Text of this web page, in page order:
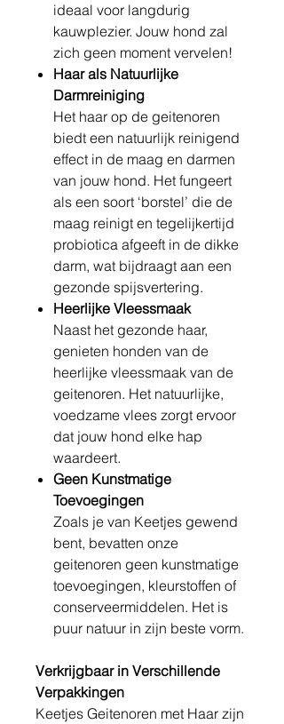
ideaal voor langdurig
kauwplezier. Jouw hond zal
zich geen moment vervelen!
Haar als Natuurlijke
Darmreiniging
Het haar op de geitenoren
biedt een natuurlijk reinigend
effect in de maag en darmen
van jouw hond. Het fungeert
als een soort ‘borstel’ die de
maag reinigt en tegelijkertijd
probiotica afgeeft in de dikke
darm, wat bijdraagt aan een
gezonde spijsvertering.
Heerlijke Vleessmaak
Naast het gezonde haar,
genieten honden van de
heerlijke vleessmaak van de
geitenoren. Het natuurlijke,
voedzame vlees zorgt ervoor
dat jouw hond elke hap
waardeert.
Geen Kunstmatige
Toevoegingen
Zoals je van Keetjes gewend
bent, bevatten onze
geitenoren geen kunstmatige
toevoegingen, kleurstoffen of
conserveermiddelen. Het is
puur natuur in zijn beste vorm.
Verkrijgbaar in Verschillende
Verpakkingen
Keetjes Geitenoren met Haar zijn